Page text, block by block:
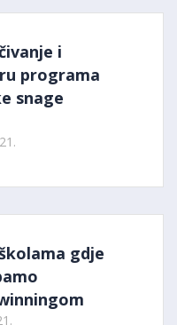
i
programa
snage
gdje